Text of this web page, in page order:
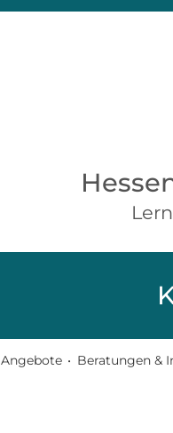
Angebote • Beratungen &